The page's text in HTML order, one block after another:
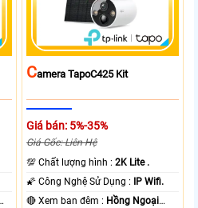
CAmera TapoC425 Kit
Giá bán: 5%-35%
Giá Gốc: Liên Hệ
💯 Chất lượng hình :2K Lite .
🌠 Công Nghệ Sử Dụng :
IP Wifi.
🔴 Xem ban đêm : Hồng Ngoại